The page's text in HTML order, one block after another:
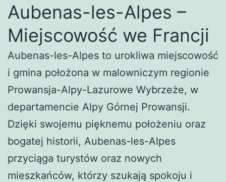
Aubenas-les-Alpes –
Miejscowość we Francji
Aubenas-les-Alpes to urokliwa miejscowość
i gmina położona w malowniczym regionie
Prowansja-Alpy-Lazurowe Wybrzeże, w
departamencie Alpy Górnej Prowansji.
Dzięki swojemu pięknemu położeniu oraz
bogatej historii, Aubenas-les-Alpes
przyciąga turystów oraz nowych
mieszkańców, którzy szukają spokoju i